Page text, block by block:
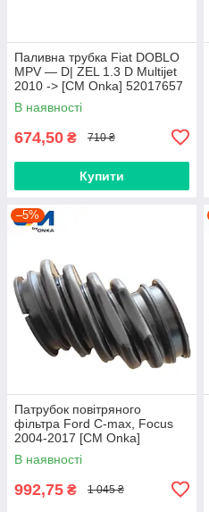
Паливна трубка Fiat DOBLO
MPV — D| ZEL 1.3 D Multijet
2010 -> [CM Onka] 52017657
В наявності
674,50 ₴ 710 ₴
Купити
–5%
Патрубок повітряного
фільтра Ford C-max, Focus
2004-2017 [СМ Onka]
AV619C623CB
В наявності
992,75 ₴ 1 045 ₴